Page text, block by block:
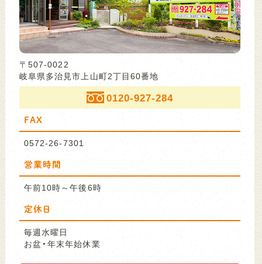
〒507-0022
岐阜県多治見市上山町2丁目60番地
0120-927-284
FAX
0572-26-7301
営業時間
午前10時～午後6時
定休日
毎週水曜日
お盆・年末年始休業